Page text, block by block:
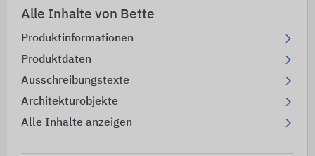
Alle Inhalte von Bette
Produktinformationen
Produktdaten
Ausschreibungstexte
Architekturobjekte
Alle Inhalte anzeigen